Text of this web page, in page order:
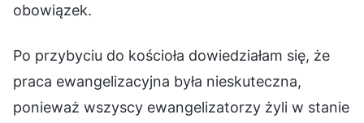
obowiązek.
Po przybyciu do kościoła dowiedziałam się, że
praca ewangelizacyjna była nieskuteczna,
ponieważ wszyscy ewangelizatorzy żyli w stanie